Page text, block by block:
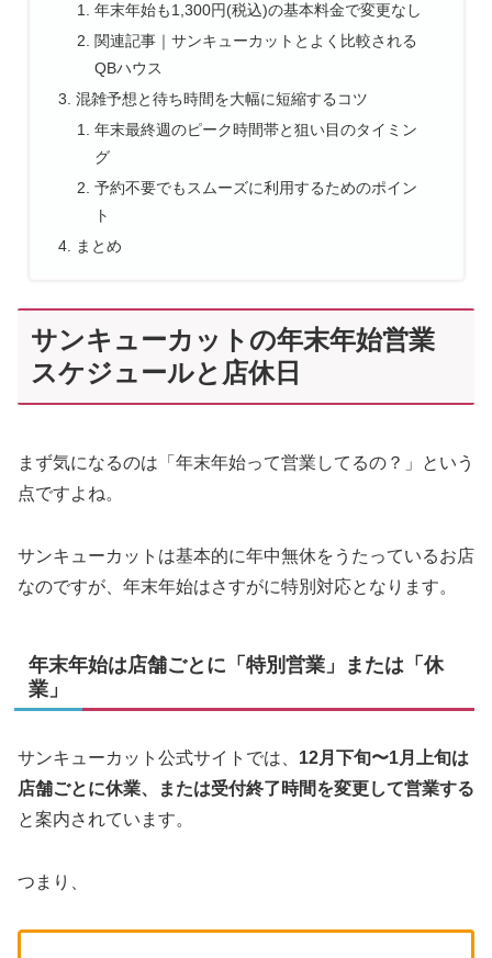
年末年始も1,300円(税込)の基本料金で変更なし
関連記事｜サンキューカットとよく比較される
QBハウス
混雑予想と待ち時間を大幅に短縮するコツ
年末最終週のピーク時間帯と狙い目のタイミン
グ
予約不要でもスムーズに利用するためのポイン
ト
まとめ
サンキューカットの年末年始営業
スケジュールと店休日
まず気になるのは「年末年始って営業してるの？」という
点ですよね。
サンキューカットは基本的に年中無休をうたっているお店
なのですが、年末年始はさすがに特別対応となります。
年末年始は店舗ごとに「特別営業」または「休
業」
サンキューカット公式サイトでは、 12月下旬〜1月上旬は
店舗ごとに休業、または受付終了時間を変更して営業する
と案内されています。
つまり、